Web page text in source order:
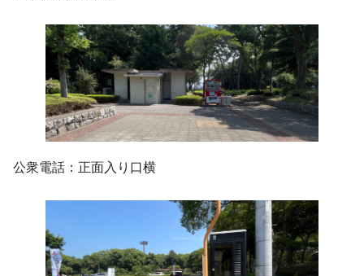
公衆電話：正面入り口横